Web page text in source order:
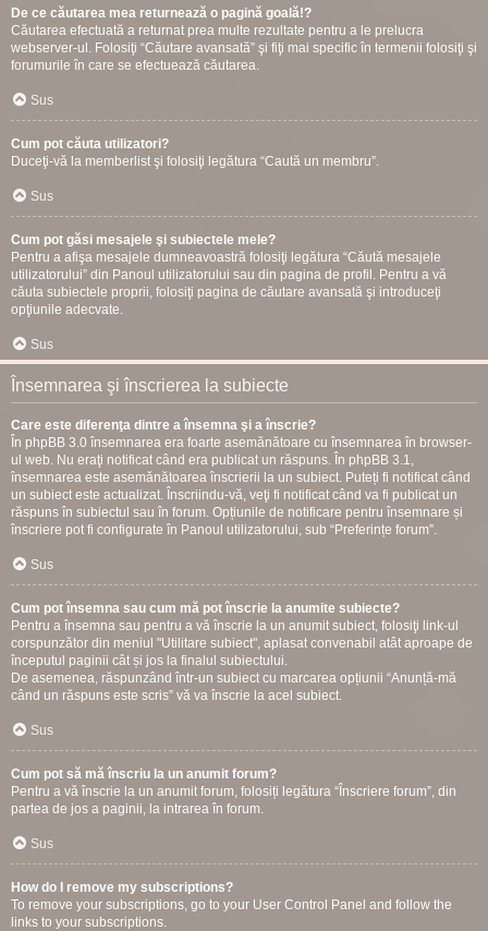
De ce căutarea mea returnează o pagină goală!?
Căutarea efectuată a returnat prea multe rezultate pentru a le prelucra
webserver-ul. Folosiţi “Căutare avansată” şi fiţi mai specific în termenii folosiţi şi
forumurile în care se efectuează căutarea.
Sus
Cum pot căuta utilizatori?
Duceţi-vă la memberlist şi folosiţi legătura “Caută un membru”.
Sus
Cum pot găsi mesajele şi subiectele mele?
Pentru a afişa mesajele dumneavoastră folosiţi legătura “Căută mesajele
utilizatorului” din Panoul utilizatorului sau din pagina de profil. Pentru a vă
căuta subiectele proprii, folosiţi pagina de căutare avansată şi introduceţi
opţiunile adecvate.
Sus
Însemnarea şi înscrierea la subiecte
Care este diferenţa dintre a însemna şi a înscrie?
În phpBB 3.0 însemnarea era foarte asemănătoare cu însemnarea în browser-
ul web. Nu eraţi notificat când era publicat un răspuns. În phpBB 3.1,
însemnarea este asemănătoarea înscrierii la un subiect. Puteți fi notificat când
un subiect este actualizat. Înscriindu-vă, veţi fi notificat când va fi publicat un
răspuns în subiectul sau în forum. Opțiunile de notificare pentru însemnare și
înscriere pot fi configurate în Panoul utilizatorului, sub “Preferințe forum”.
Sus
Cum pot însemna sau cum mă pot înscrie la anumite subiecte?
Pentru a însemna sau pentru a vă înscrie la un anumit subiect, folosiţi link-ul
corspunzător din meniul "Utilitare subiect", aplasat convenabil atât aproape de
începutul paginii cât și jos la finalul subiectului.
De asemenea, răspunzând într-un subiect cu marcarea opțiunii “Anunță-mă
când un răspuns este scris” vă va înscrie la acel subiect.
Sus
Cum pot să mă înscriu la un anumit forum?
Pentru a vă înscrie la un anumit forum, folosiți legătura “Înscriere forum”, din
partea de jos a paginii, la intrarea în forum.
Sus
How do I remove my subscriptions?
To remove your subscriptions, go to your User Control Panel and follow the
links to your subscriptions.